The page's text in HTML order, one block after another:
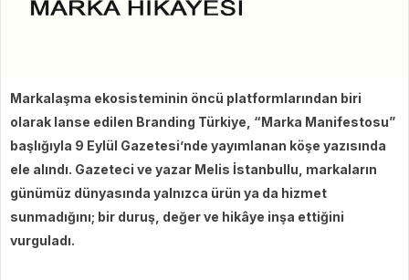
Markalaşma ekosisteminin öncü platformlarından biri
olarak lanse edilen Branding Türkiye, “Marka Manifestosu”
başlığıyla 9 Eylül Gazetesi’nde yayımlanan köşe yazısında
ele alındı. Gazeteci ve yazar Melis İstanbullu, markaların
günümüz dünyasında yalnızca ürün ya da hizmet
sunmadığını; bir duruş, değer ve hikâye inşa ettiğini
vurguladı.